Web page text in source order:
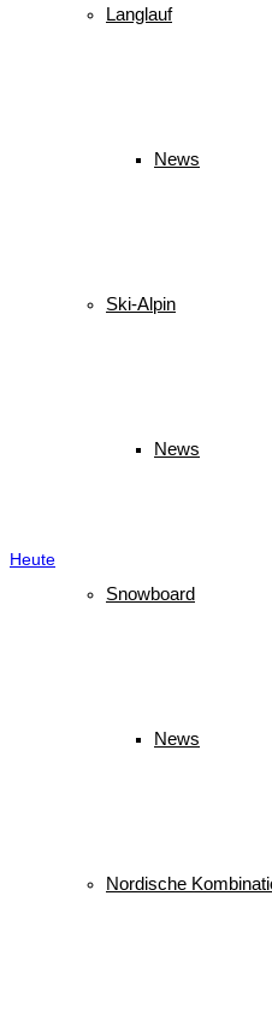
Langlauf
News
Ski-Alpin
News
Snowboard
News
Nordische
Heute